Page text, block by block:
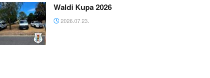
Waldi Kupa 2026
2026.07.23.